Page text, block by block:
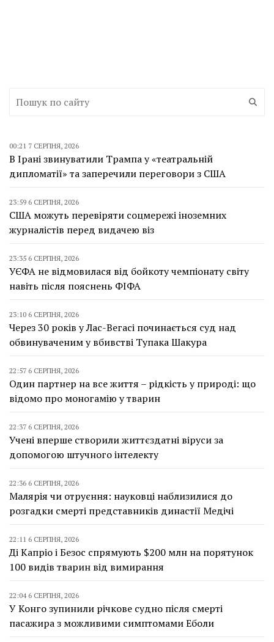
00:21 7 СЕРПНЯ, 2026
В Ірані звинуватили Трампа у «театральній
дипломатії» та заперечили переговори з США
23:59 6 СЕРПНЯ, 2026
США можуть перевіряти соцмережі іноземних
журналістів перед видачею віз
23:35 6 СЕРПНЯ, 2026
УЄФА не відмовилася від бойкоту чемпіонату світу
навіть після пояснень ФІФА
23:10 6 СЕРПНЯ, 2026
Через 30 років у Лас-Вегасі починається суд над
обвинуваченим у вбивстві Тупака Шакура
22:57 6 СЕРПНЯ, 2026
Один партнер на все життя – рідкість у природі: що
відомо про моногамію у тварин
22:37 6 СЕРПНЯ, 2026
Учені вперше створили життєздатні віруси за
допомогою штучного інтелекту
22:36 6 СЕРПНЯ, 2026
Малярія чи отруєння: науковці наблизилися до
розгадки смерті представників династії Медічі
22:11 6 СЕРПНЯ, 2026
Ді Капріо і Безос спрямують $200 млн на порятунок
100 видів тварин від вимирання
22:04 6 СЕРПНЯ, 2026
У Конго зупинили річкове судно після смерті
пасажира з можливими симптомами Еболи